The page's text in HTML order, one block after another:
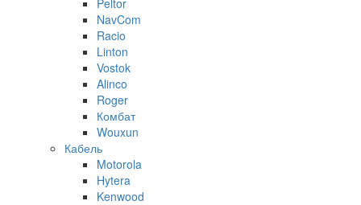
NavCom
Racio
Linton
Vostok
Alinco
Roger
Комбат
Wouxun
Кабель
Motorola
Hytera
Kenwood